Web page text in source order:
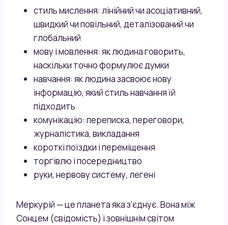
стиль мислення: лінійний чи асоціативний,
швидкий чи повільний, деталізований чи
глобальний
мову і мовлення: як людина говорить,
наскільки точно формулює думки
навчання: як людина засвоює нову
інформацію, який стиль навчання їй
підходить
комунікацію: переписка, переговори,
журналістика, викладання
короткі поїздки і переміщення
торгівлю і посередництво
руки, нервову систему, легені
Меркурій — це планета яка з’єднує. Вона між
Сонцем (свідомість) і зовнішнім світом